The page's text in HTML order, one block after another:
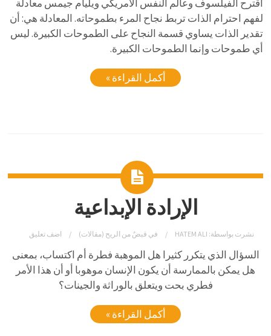
اقترح الفيلسوف وعالم النفس الأمريكي ويليام جيمس معادلة
لفهم احترام الذات تربط نجاح المرء بطموحاته. المعادلة هي: أن
تقدير الذات يساوي قسمة النجاح على الطموحات الكبيرة. ليس
أي طموحات وإنما الطموحات الكبيرة.
أكمل القراءة »
الإرادة الإبداعية
نشرت بواسطة: HATEM ALI في قبضٌ من الريح (مقالات) اضف تعليق
السؤال الذي يتكرر كثيرا هل الموهبة فطرة أم اكتساب، بمعنى
هل يمكن بالممارسة أن يكون الإنسان موهوبا أو أن هذا الأمر
فطري بحت ويتعلق بالوراثة والجينات؟
أكمل القراءة »